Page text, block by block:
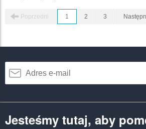
Poprzedni 1 2 3
Jesteśmy tutaj, aby